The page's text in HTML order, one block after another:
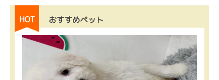
HOT おすすめペット